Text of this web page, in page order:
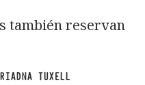
también reservan
TUXELL